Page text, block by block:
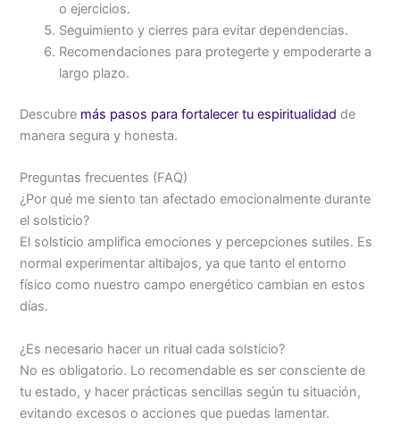
o ejercicios.
Seguimiento y cierres para evitar dependencias.
Recomendaciones para protegerte y empoderarte a
largo plazo.
Descubre más pasos para fortalecer tu espiritualidad de
manera segura y honesta.
Preguntas frecuentes (FAQ)
¿Por qué me siento tan afectado emocionalmente durante
el solsticio?
El solsticio amplifica emociones y percepciones sutiles. Es
normal experimentar altibajos, ya que tanto el entorno
físico como nuestro campo energético cambian en estos
días.
¿Es necesario hacer un ritual cada solsticio?
No es obligatorio. Lo recomendable es ser consciente de
tu estado, y hacer prácticas sencillas según tu situación,
evitando excesos o acciones que puedas lamentar.